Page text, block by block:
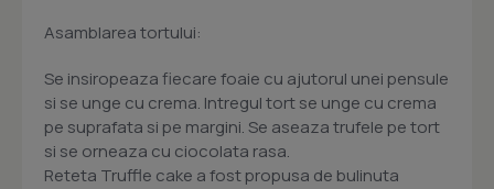
Asamblarea tortului:
Se insiropeaza fiecare foaie cu ajutorul unei pensule
si se unge cu crema. Intregul tort se unge cu crema
pe suprafata si pe margini. Se aseaza trufele pe tort
si se orneaza cu ciocolata rasa.
Reteta Truffle cake a fost propusa de bulinuta